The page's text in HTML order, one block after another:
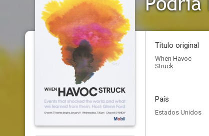
Título original
When Havoc
Struck
País
Estados Unidos